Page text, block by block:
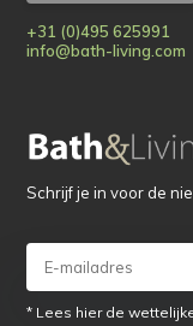
+31 (0)495 625991
info@bath-living.com
Schrijf je in voor de
* Lees hier de